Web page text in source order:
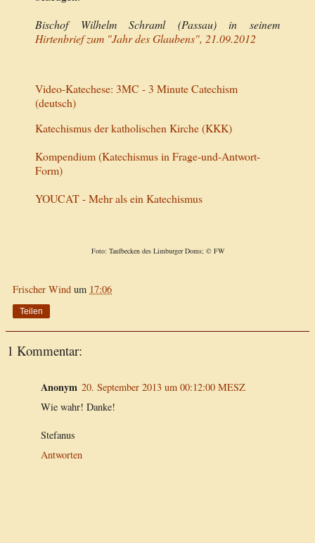
Bischof Wilhelm Schraml (Passau) in seinem
Hirtenbrief zum "Jahr des Glaubens", 21.09.2012
Video-Katechese: 3MC - 3 Minute Catechism
(deutsch)
Katechismus der katholischen Kirche (KKK)
Kompendium (Katechismus in Frage-und-Antwort-
Form)
YOUCAT - Mehr als ein Katechismus
Foto: Taufbecken des Limburger Doms; © FW
Frischer Wind um 17:06
Teilen
1 Kommentar:
Anonym 20. September 2013 um 00:12:00 MESZ
Wie wahr! Danke!
Stefanus
Antworten